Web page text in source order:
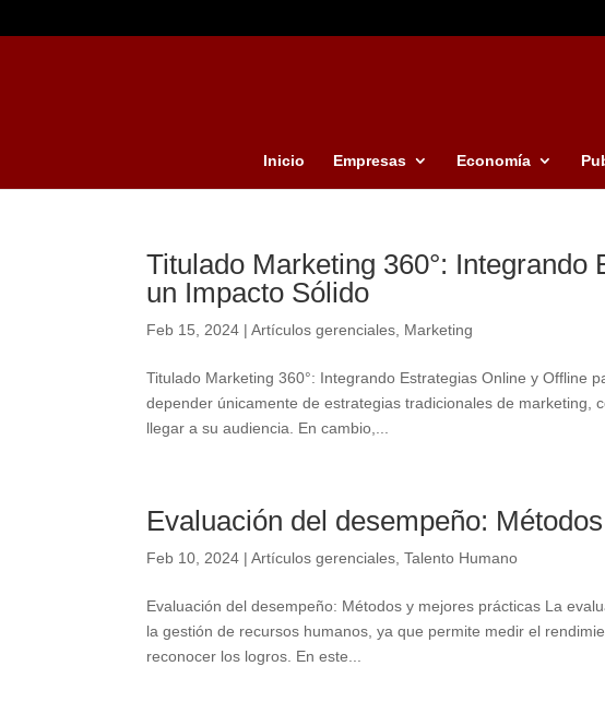
Inicio Empresas Economía
Titulado Marketing 360°:
un Impacto Sólido
Feb 15, 2024 |Artículos gerenciales Marketing
Titulado Marketing 360°: Integrando Estrategias Online y Offline
depender únicamente de estrategias tradicionales de marketing,
llegar a su audiencia. En cambio,...
Evaluación del desempeño:
Feb 10, 2024 |Artículos gerenciales ,Talento Humano
Evaluación del desempeño: Métodos y mejores prácticas La
la gestión de recursos humanos, ya que permite medir el
reconocer los logros. En este...